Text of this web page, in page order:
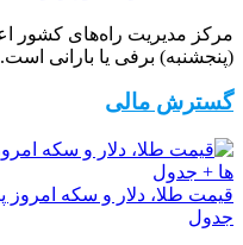
(پنجشنبه) برفی یا بارانی است.
گسترش مالی
جدول